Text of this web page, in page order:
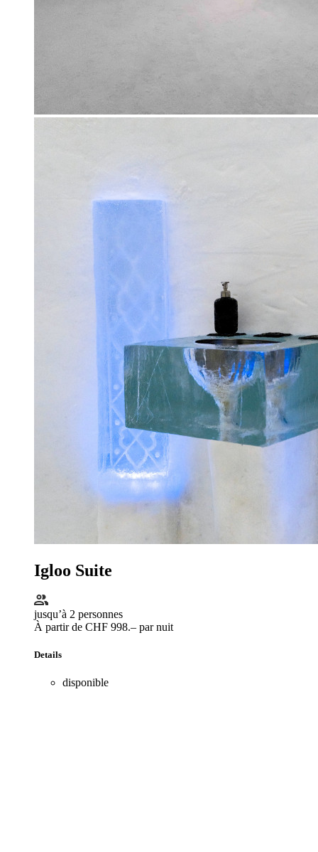
Igloo Suite
jusqu’à 2 personnes
À partir de CHF 998.– par nuit
Details
disponible